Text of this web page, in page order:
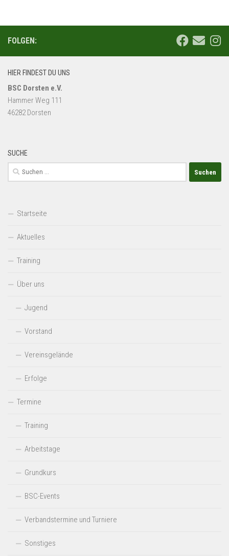
FOLGEN:
HIER FINDEST DU UNS
BSC Dorsten e.V.
Hammer Weg 111
46282 Dorsten
SUCHE
Suchen
nach:
Startseite
Aktuelles
Training
Über uns
Jugend
Vorstand
Vereinsgelände
Erfolge
Termine
Training
Arbeitstage
Grundkurs
BSC-Events
Verbandstermine und Turniere
Sonstiges